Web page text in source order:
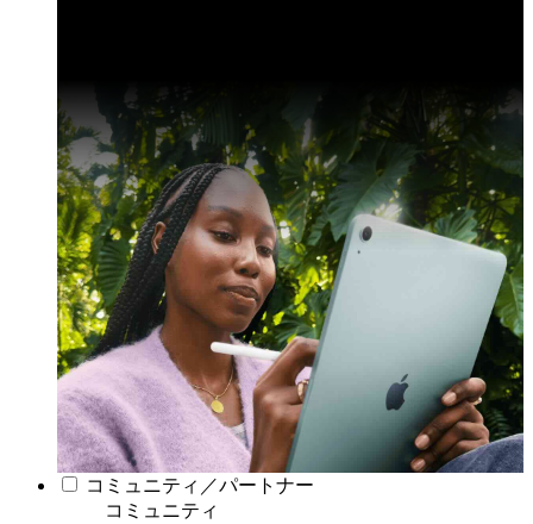
コミュニティ／パートナー
コミュニティ